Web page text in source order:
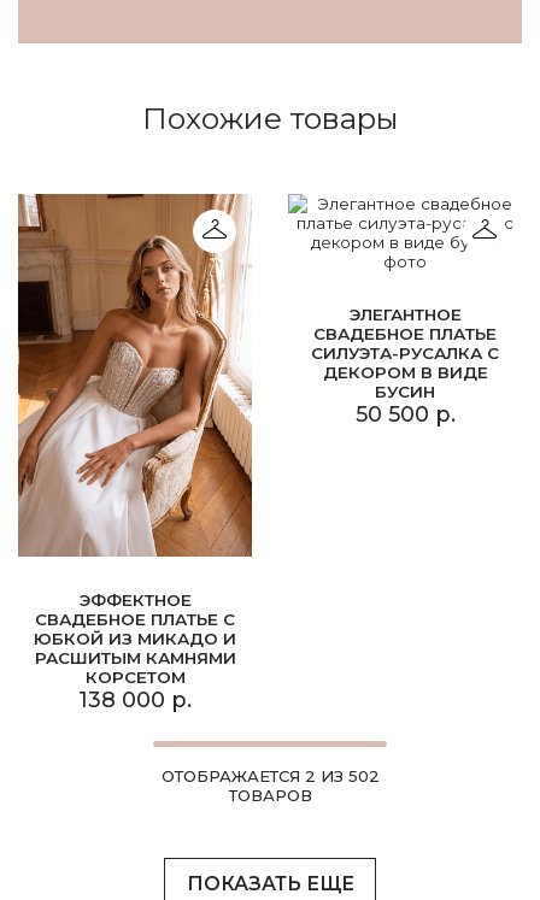
Похожие товары
ЭФФЕКТНОЕ
СВАДЕБНОЕ ПЛАТЬЕ С
ЮБКОЙ ИЗ МИКАДО И
РАСШИТЫМ КАМНЯМИ
КОРСЕТОМ
138 000 р.
ЭЛЕГАНТНОЕ
СВАДЕБНОЕ ПЛАТЬЕ
СИЛУЭТА-РУСАЛКА С
ДЕКОРОМ В ВИДЕ
БУСИН
50 500 р.
ОТОБРАЖАЕТСЯ 2 ИЗ 502
ТОВАРОВ
ПОКАЗАТЬ ЕЩЕ